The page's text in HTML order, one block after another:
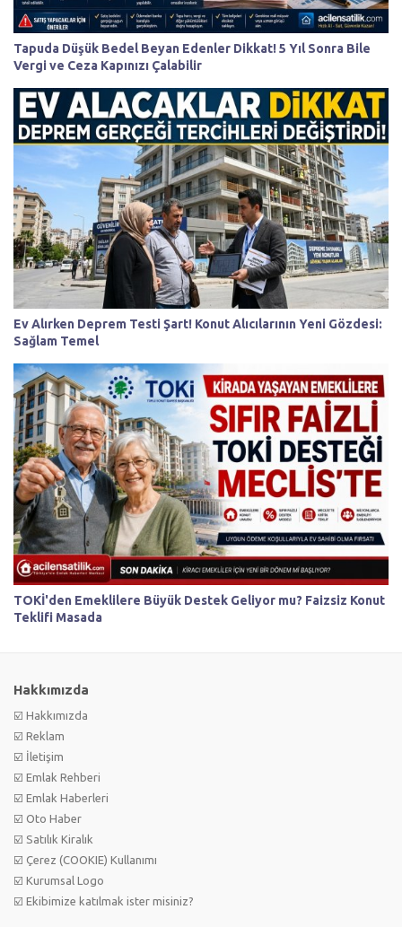
Tapuda Düşük Bedel Beyan Edenler Dikkat! 5 Yıl Sonra Bile
Vergi ve Ceza Kapınızı Çalabilir
Ev Alırken Deprem Testi Şart! Konut Alıcılarının Yeni Gözdesi:
Sağlam Temel
TOKİ'den Emeklilere Büyük Destek Geliyor mu? Faizsiz Konut
Teklifi Masada
Hakkımızda
☑️ Hakkımızda
☑️ Reklam
☑️ İletişim
☑️ Emlak Rehberi
☑️ Emlak Haberleri
☑️ Oto Haber
☑️ Satılık Kiralık
☑️ Çerez (COOKIE) Kullanımı
☑️ Kurumsal Logo
☑️ Ekibimize katılmak ister misiniz?